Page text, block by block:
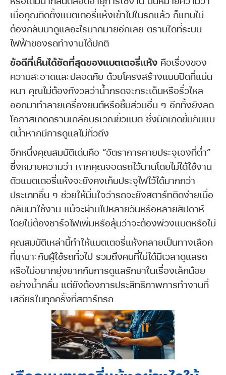
เมื่อคุณติดตั้งแบตเตอรี่แห้งเข้าไปในรถแล้ว ก็แทบไม่
ต้องกลับมาดูแลอะไรมากมายอีกเลย ตราบใดที่ระบบ
ไฟฟ้าของรถทำงานได้ปกติ
ข้อดีที่เห็นได้ชัดที่สุดของแบตเตอรี่แห้ง คือเรื่องของ
ความสะอาดและปลอดภัย ด้วยโครงสร้างแบบปิดที่แน่น
หนา คุณไม่ต้องกังวลว่าน้ำกรดจะกระเด็นหรือรั่วไหล
ออกมาทำลายเครื่องยนต์หรือชิ้นส่วนอื่น ๆ อีกทั้งยังลด
โอกาสเกิดคราบเกลือบริเวณขั้วแบต ซึ่งมักเกิดขึ้นกับแบ
ตน้ำหากมีการดูแลไม่ทั่วถึง
อีกหนึ่งคุณสมบัติเด่นคือ “อัตราการคายประจุเองที่ต่ำ”
ซึ่งหมายความว่า หากคุณจอดรถไว้นานโดยไม่ได้ใช้งาน
ตัวแบตเตอรี่แห้งจะยังคงเก็บประจุไฟไว้ได้มากกว่า
ประเภทอื่น ๆ ช่วยให้มั่นใจว่ารถจะยังสตาร์ทติดง่ายเมื่อ
กลับมาใช้งาน แม้จะผ่านไปหลายวันหรือหลายสัปดาห์
โดยไม่ต้องชาร์จไฟเพิ่มหรือลุ้นว่าจะต้องพ่วงแบตหรือไม่
คุณสมบัติเหล่านี้ทำให้แบตเตอรี่แห้งกลายเป็นทางเลือก
ที่เหมาะกับผู้ใช้รถทั่วไป รวมถึงคนที่ไม่ได้มีเวลาดูแลรถ
หรือไม่อยากยุ่งยากกับการดูแลรักษาในเรื่องเล็กน้อย
อย่างน้ำกลั่น แต่ยังต้องการประสิทธิภาพการทำงานที่
เสถียรในทุกครั้งที่สตาร์ทรถ